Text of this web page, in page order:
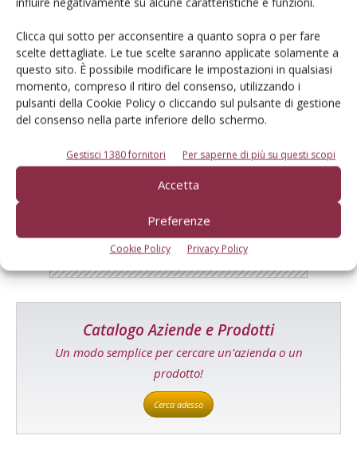
Clicca qui sotto per acconsentire a quanto sopra o per fare
scelte dettagliate. Le tue scelte saranno applicate solamente a
questo sito. È possibile modificare le impostazioni in qualsiasi
momento, compreso il ritiro del consenso, utilizzando i
pulsanti della Cookie Policy o cliccando sul pulsante di gestione
del consenso nella parte inferiore dello schermo.
Gestisci 1380 fornitori Per saperne di più su questi scopi
Accetta
Preferenze
Cookie Policy Privacy Policy
E-magazine
Tecniche, prodotti e servizi dalle aziende
Catalogo Aziende e Prodotti
Un modo semplice per cercare un'azienda o un
prodotto!
Cerca adesso